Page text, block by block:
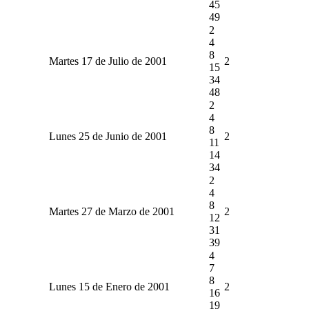
45
49
Martes 17 de Julio de 2001
2
4
8
15
34
48
2
Lunes 25 de Junio de 2001
2
4
8
11
14
34
2
Martes 27 de Marzo de 2001
2
4
8
12
31
39
2
Lunes 15 de Enero de 2001
4
7
8
16
19
2